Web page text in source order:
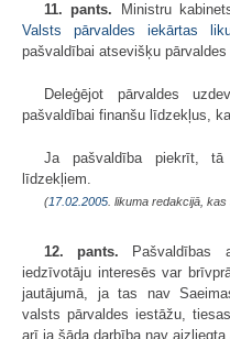
11. pants. Ministru
Valsts pārvaldes iekārtas
pašvaldībai atsevišķu pārvaldes
Deleģējot pārvaldes
pašvaldībai finanšu līdzekļus,
Ja pašvaldība piekrīt,
līdzekļiem.
(17.02.2005. likuma redakcijā,
12. pants. Pašvaldības
iedzīvotāju interesēs var
jautājumā, ja tas nav
valsts pārvaldes iestāžu,
arī ja šāda darbība nav aizliegta